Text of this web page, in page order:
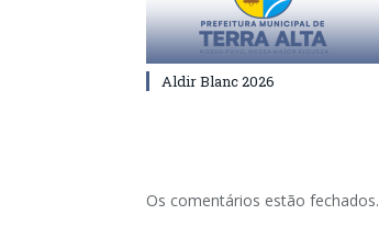
Aldir Blanc 2026
Os comentários estão fechados.